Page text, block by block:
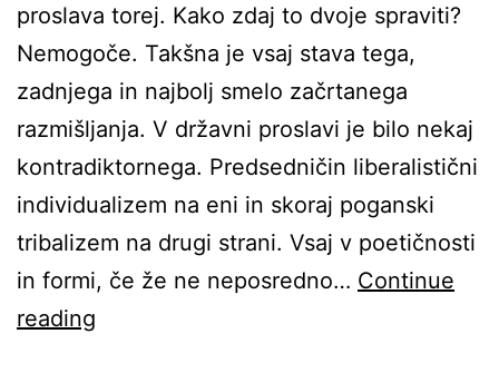
proslava torej. Kako zdaj to dvoje spraviti?
Nemogoče. Takšna je vsaj stava tega,
zadnjega in najbolj smelo začrtanega
razmišljanja. V državni proslavi je bilo nekaj
kontradiktornega. Predsedničin liberalistični
individualizem na eni in skoraj poganski
tribalizem na drugi strani. Vsaj v poetičnosti
in formi, če že ne neposredno… Continue
reading